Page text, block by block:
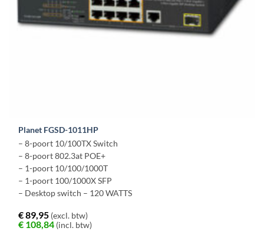
Planet FGSD-1011HP
– 8-poort 10/100TX Switch
– 8-poort 802.3at POE+
– 1-poort 10/100/1000T
– 1-poort 100/1000X SFP
– Desktop switch – 120 WATTS
€89,95 (excl. btw)
€ 108,84 (incl. btw)